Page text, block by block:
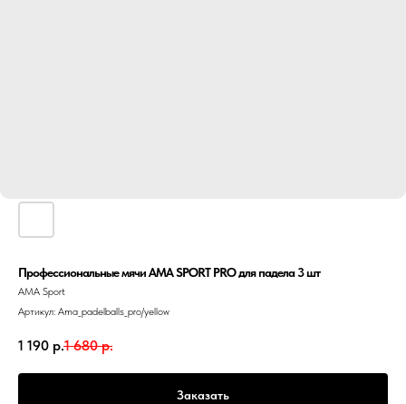
Профессиональные мячи AMA SPORT PRO для падела 3 шт
АМА Sport
Артикул: Ama_padelballs_pro/yellow
1 190 р.1 680 р.
Заказать